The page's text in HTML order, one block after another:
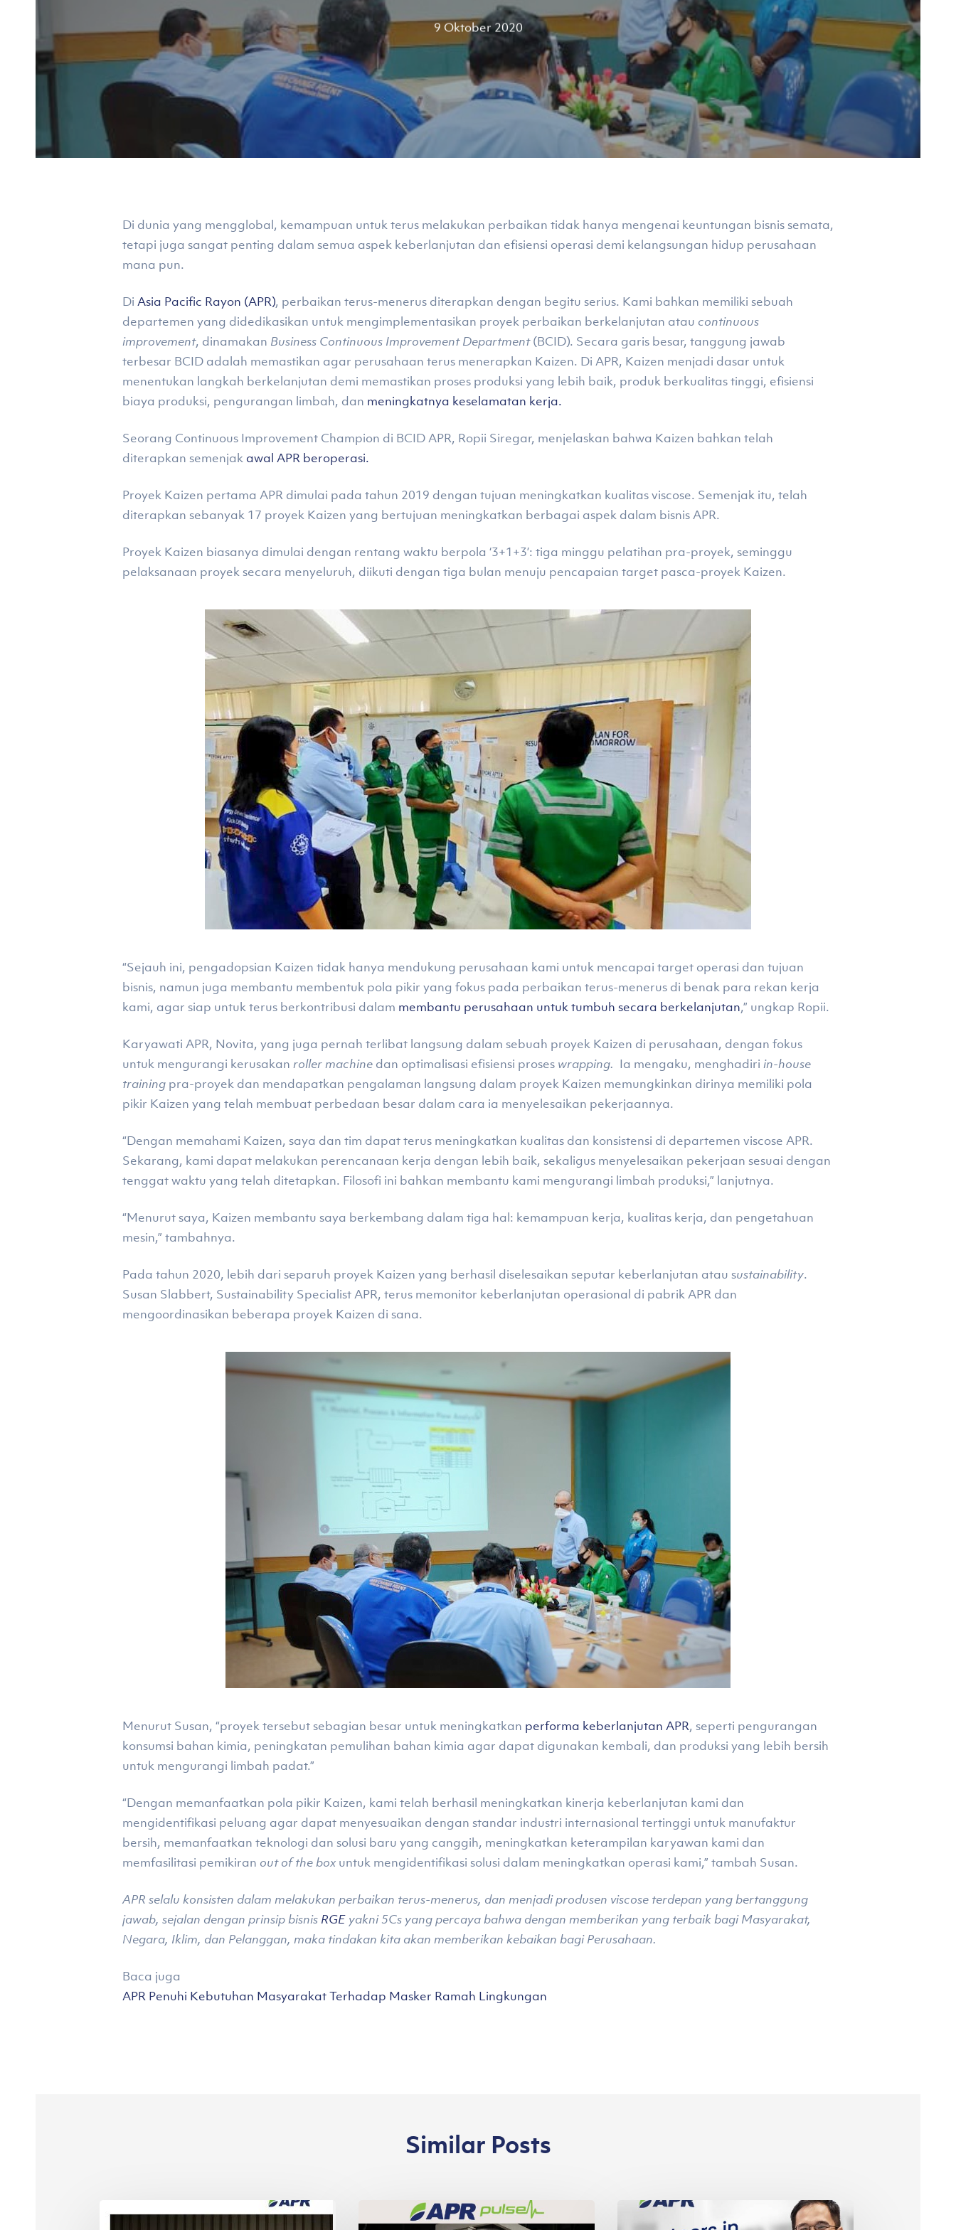
9 Oktober 2020
Di dunia yang mengglobal, kemampuan untuk terus melakukan perbaikan tidak hanya mengenai keuntungan bisnis semata,
tetapi juga sangat penting dalam semua aspek keberlanjutan dan efisiensi operasi demi kelangsungan hidup perusahaan
mana pun.
Di Asia Pacific Rayon (APR), perbaikan terus-menerus diterapkan dengan begitu serius. Kami bahkan memiliki sebuah
departemen yang didedikasikan untuk mengimplementasikan proyek perbaikan berkelanjutan atau continuous
improvement, dinamakan Business Continuous Improvement Department(BCID). Secara garis besar, tanggung jawab
terbesar BCID adalah memastikan agar perusahaan terus menerapkan Kaizen. Di APR, Kaizen menjadi dasar untuk
menentukan langkah berkelanjutan demi memastikan proses produksi yang lebih baik, produk berkualitas tinggi, efisiensi
biaya produksi, pengurangan limbah, dan meningkatnya keselamatan kerja.
Seorang Continuous Improvement Champion di BCID APR, Ropii Siregar, menjelaskan bahwa Kaizen bahkan telah
diterapkan semenjak awal APR beroperasi.
Proyek Kaizen pertama APR dimulai pada tahun 2019 dengan tujuan meningkatkan kualitas viscose. Semenjak itu, telah
diterapkan sebanyak 17 proyek Kaizen yang bertujuan meningkatkan berbagai aspek dalam bisnis APR.
Proyek Kaizen biasanya dimulai dengan rentang waktu berpola ‘3+1+3’: tiga minggu pelatihan pra-proyek, seminggu
pelaksanaan proyek secara menyeluruh, diikuti dengan tiga bulan menuju pencapaian target pasca-proyek Kaizen.
“Sejauh ini, pengadopsian Kaizen tidak hanya mendukung perusahaan kami untuk mencapai target operasi dan tujuan
bisnis, namun juga membantu membentuk pola pikir yang fokus pada perbaikan terus-menerus di benak para rekan kerja
kami, agar siap untuk terus berkontribusi dalam membantu perusahaan untuk tumbuh secara berkelanjutan,” ungkap Ropii.
Karyawati APR, Novita, yang juga pernah terlibat langsung dalam sebuah proyek Kaizen di perusahaan, dengan fokus
untuk mengurangi kerusakan roller machine dan optimalisasi efisiensi proses wrapping. Ia mengaku, menghadiri in-house
training pra-proyek dan mendapatkan pengalaman langsung dalam proyek Kaizen memungkinkan dirinya memiliki pola
pikir Kaizen yang telah membuat perbedaan besar dalam cara ia menyelesaikan pekerjaannya.
“Dengan memahami Kaizen, saya dan tim dapat terus meningkatkan kualitas dan konsistensi di departemen viscose APR.
Sekarang, kami dapat melakukan perencanaan kerja dengan lebih baik, sekaligus menyelesaikan pekerjaan sesuai dengan
tenggat waktu yang telah ditetapkan. Filosofi ini bahkan membantu kami mengurangi limbah produksi,” lanjutnya.
“Menurut saya, Kaizen membantu saya berkembang dalam tiga hal: kemampuan kerja, kualitas kerja, dan pengetahuan
mesin,” tambahnya.
Pada tahun 2020, lebih dari separuh proyek Kaizen yang berhasil diselesaikan seputar keberlanjutan atau sustainability.
Susan Slabbert, Sustainability Specialist APR, terus memonitor keberlanjutan operasional di pabrik APR dan
mengoordinasikan beberapa proyek Kaizen di sana.
Menurut Susan, “proyek tersebut sebagian besar untuk meningkatkan performa keberlanjutan APR, seperti pengurangan
konsumsi bahan kimia, peningkatan pemulihan bahan kimia agar dapat digunakan kembali, dan produksi yang lebih bersih
untuk mengurangi limbah padat.”
“Dengan memanfaatkan pola pikir Kaizen, kami telah berhasil meningkatkan kinerja keberlanjutan kami dan
mengidentifikasi peluang agar dapat menyesuaikan dengan standar industri internasional tertinggi untuk manufaktur
bersih, memanfaatkan teknologi dan solusi baru yang canggih, meningkatkan keterampilan karyawan kami dan
memfasilitasi pemikiran out of the box untuk mengidentifikasi solusi dalam meningkatkan operasi kami,” tambah Susan.
APR selalu konsisten dalam melakukan perbaikan terus-menerus, dan menjadi produsen viscose terdepan yang bertanggung
jawab, sejalan dengan prinsip bisnis RGE yakni 5Cs yang percaya bahwa dengan memberikan yang terbaik bagi Masyarakat,
Negara, Iklim, dan Pelanggan, maka tindakan kita akan memberikan kebaikan bagi Perusahaan.
Baca juga
APR Penuhi Kebutuhan Masyarakat Terhadap Masker Ramah Lingkungan
Similar Posts
Peran